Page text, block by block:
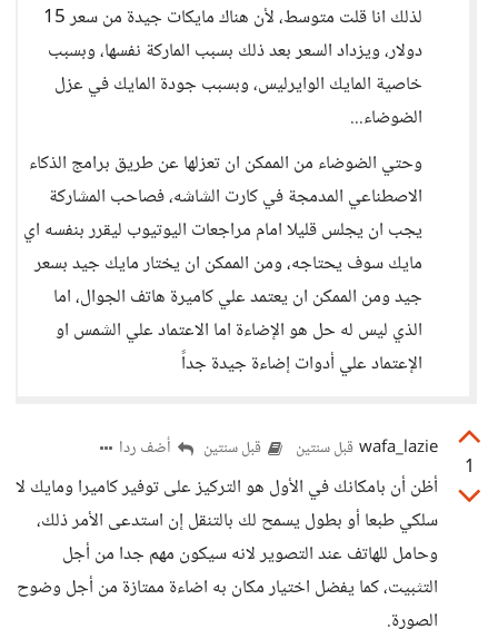
لذلك انا قلت متوسط، لأن هناك مايكات جيدة من سعر 15
دولار، ويزداد السعر بعد ذلك بسبب الماركة نفسها، وبسبب
خاصية المايك الوايرليس، وبسبب جودة المايك في عزل
الضوضاء...
وحتي الضوضاء من الممكن ان تعزلها عن طريق برامج الذكاء
الاصطناعي المدمجة في كارت الشاشه، فصاحب المشاركة
يجب ان يجلس قليلا امام مراجعات اليوتيوب ليقرر بنفسه اي
مايك سوف يحتاجه، ومن الممكن ان يختار مايك جيد بسعر
جيد ومن الممكن ان يعتمد علي كاميرة هاتف الجوال، اما
الذي ليس له حل هو الإضاءة اما الاعتماد علي الشمس او
الإعتماد علي أدوات إضاءة جيدة جداً
1
wafa_lazie قبل سنتين قبل سنتين أضف ردا
أظن أن بامكانك في الأول هو التركيز على توفير كاميرا ومايك لا
سلكي طبعا أو بطول يسمح لك بالتنقل إن استدعى الأمر ذلك،
وحامل للهاتف عند التصوير لانه سيكون مهم جدا من أجل
التثبيت، كما يفضل اختيار مكان به اضاءة ممتازة من أجل وضوح
الصورة.